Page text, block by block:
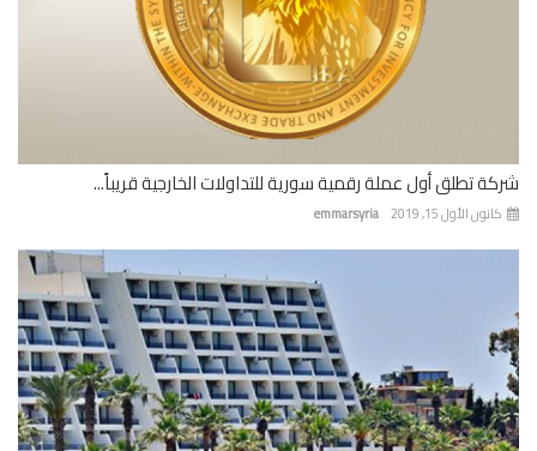
تطلق أول عملة رقمية سورية للتداولات الخارجية قريباً...
emmarsyria الأول 15, 2019